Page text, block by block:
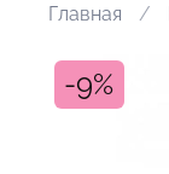
Главная
-9%